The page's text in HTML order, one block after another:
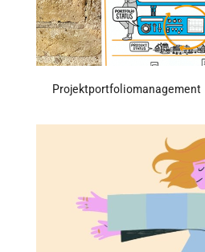
Projektportfoliomanagement